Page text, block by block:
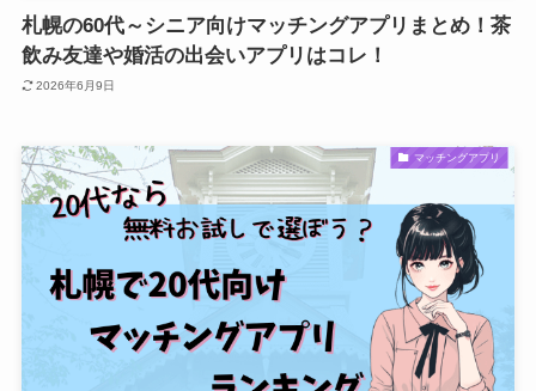
札幌の60代～シニア向けマッチングアプリまとめ！茶
飲み友達や婚活の出会いアプリはコレ！
2026年6月9日
マッチングアプリ